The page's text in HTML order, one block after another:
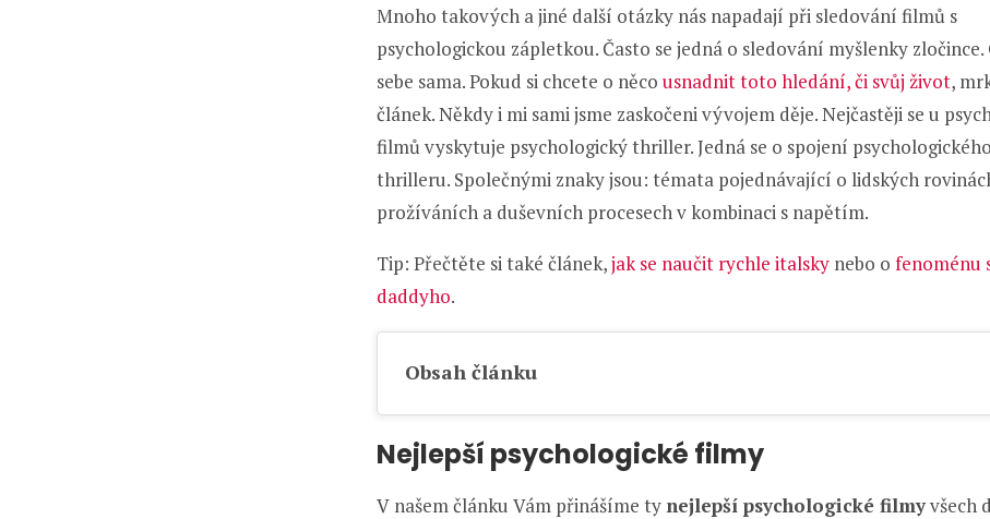
Mnoho takových a jiné další otázky nás napadají při sledování filmů s
psychologickou zápletkou. Často se jedná o sledování myšlenky
sebe sama. Pokud si chcete o něco usnadnit toto hledání, či svůj život,
článek. Někdy i mi sami jsme zaskočeni vývojem děje. Nejčastěji se u
filmů vyskytuje psychologický thriller. Jedná se o spojení
thrilleru. Společnými znaky jsou: témata pojednávající o lidských
prožíváních a duševních procesech v kombinaci s napětím.
Tip: Přečtěte si také článek,jak se naučit rychle italskynebo o fenoménu
daddyho.
Obsah článku
Nejlepší psychologické filmy
V našem článku Vám přinášíme ty nejlepší psychologické filmyvšech